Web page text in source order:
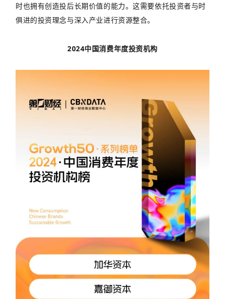
时也拥有创造投后长期价值的能力。这需要依托投资者与时
俱进的投资理念与深入产业进行资源整合。
2024中国消费年度投资机构